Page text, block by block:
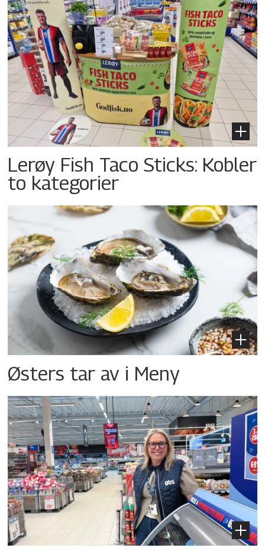
Lerøy Fish Taco Sticks: Kobler
to kategorier
Østers tar av i Meny